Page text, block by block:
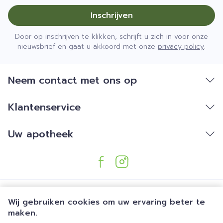
Wij gebruiken cookies om uw ervaring beter te
maken.
Inschrijven
Door op inschrijven te klikken, schrijft u zich in voor onze
nieuwsbrief en gaat u akkoord met onze privacy policy.
Neem contact met ons op
Klantenservice
Uw apotheek